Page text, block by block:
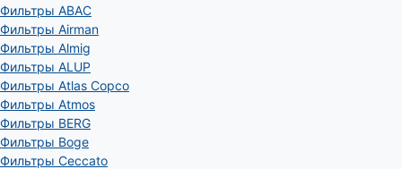
Фильтры ABAC
Фильтры Airman
Фильтры Almig
Фильтры ALUP
Фильтры Atlas Copco
Фильтры Atmos
Фильтры BERG
Фильтры Boge
Фильтры Ceccato